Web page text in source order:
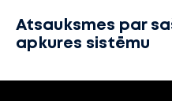
Atsauksmes par
apkures sistēmu